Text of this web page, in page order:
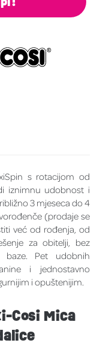
s rotacijom od
iznimnu udobnost i
3 mjeseca do 4
(prodaje se
već od rođenja, od
za obitelji, bez
baze. Pet udobnih
i jednostavno
i opuštenijim.
Cosi Mica